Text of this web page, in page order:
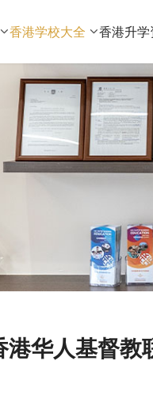
香港学校大全 香港升学
港华人基督